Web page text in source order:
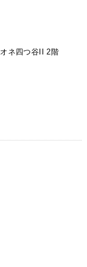
ネ四つ谷II 2階